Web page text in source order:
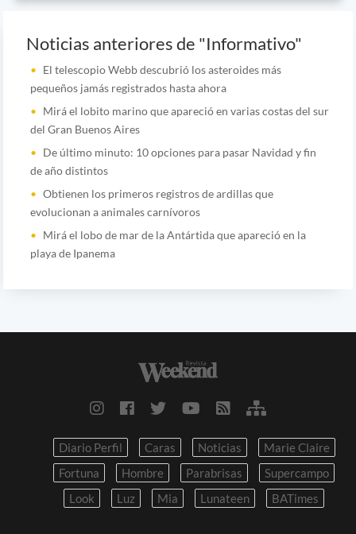
Noticias anteriores de "Informativo"
El telescopio Webb descubrió los asteroides más
pequeños jamás registrados hasta ahora
Mirá el lobito marino que apareció en varias costas del sur
del Gran Buenos Aires
De último minuto: 10 opciones para pasar Navidad y fin
de año distintos
Obtienen los primeros registros de ardillas que
evolucionan a animales carnívoros
Mirá el lobo de mar de la Antártida que apareció en la
playa de Ipanema
Diario Perfil Caras Noticias
Marie Claire
Fortuna
Hombre Parabrisas
Supercampo
Look
Luz Mia Lunateen BATimes